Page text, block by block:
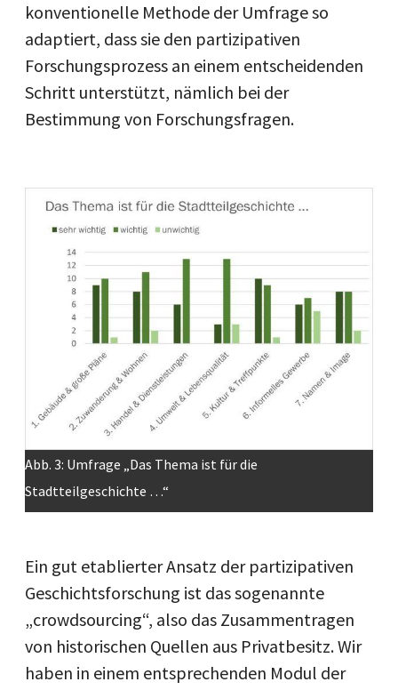
konventionelle Methode der Umfrage so
adaptiert, dass sie den partizipativen
Forschungsprozess an einem entscheidenden
Schritt unterstützt, nämlich bei der
Bestimmung von Forschungsfragen.
Image
Abb. 3: Umfrage „Das Thema ist für die
Stadtteilgeschichte …“
Ein gut etablierter Ansatz der partizipativen
Geschichtsforschung ist das sogenannte
„crowdsourcing“, also das Zusammentragen
von historischen Quellen aus Privatbesitz. Wir
haben in einem entsprechenden Modul der